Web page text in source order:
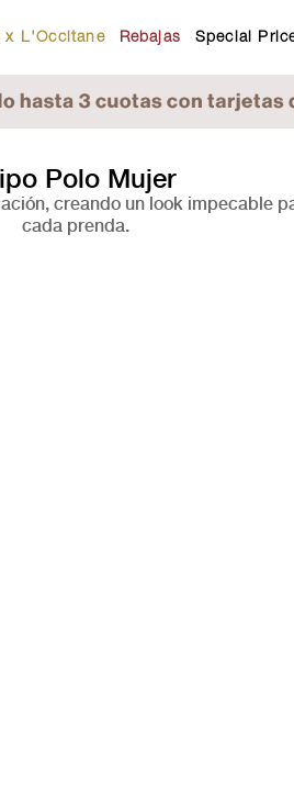
x L'Occitane Rebajas Special
Polo Mujer
creando un look impecable
cada prenda.